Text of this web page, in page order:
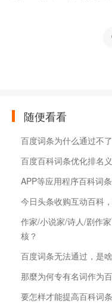
随便看看
百度词条为什么通过不
百度百科词条优化排名
APP等应用程序百科词
今日头条收购互动百科
作家/小说家/诗人/剧作
核？
百度词条无法通过，是
那麼为何专有名词作为
要怎样才能提高百科词